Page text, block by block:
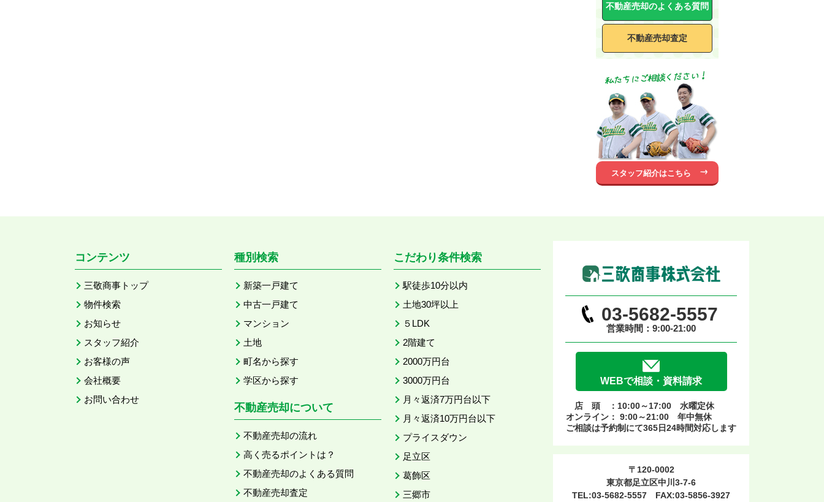
不動産売却のよくある質問
不動産売却査定
スタッフ紹介はこちら
コンテンツ
三敬商事トップ
物件検索
お知らせ
スタッフ紹介
お客様の声
会社概要
お問い合わせ
種別検索
新築一戸建て
中古一戸建て
マンション
土地
町名から探す
学区から探す
不動産売却について
不動産売却の流れ
高く売るポイントは？
不動産売却のよくある質問
不動産売却査定
こだわり条件検索
駅徒歩10分以内
土地30坪以上
５LDK
2階建て
2000万円台
3000万円台
月々返済7万円台以下
月々返済10万円台以下
プライスダウン
足立区
葛飾区
三郷市
03-5682-5557
営業時間：9:00-21:00
WEBで相談・資料請求
店 頭 ：10:00～17:00 水曜定休
オンライン： 9:00～21:00 年中無休
ご相談は予約制にて365日24時間対応します
〒120-0002
東京都足立区中川3-7-6
TEL:03-5682-5557 FAX:03-5856-3927